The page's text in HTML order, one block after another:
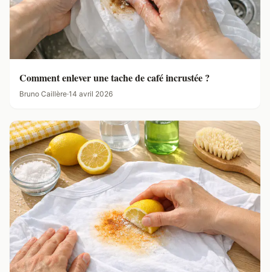
Comment enlever une tache de café incrustée ?
Bruno Caillère·14 avril 2026